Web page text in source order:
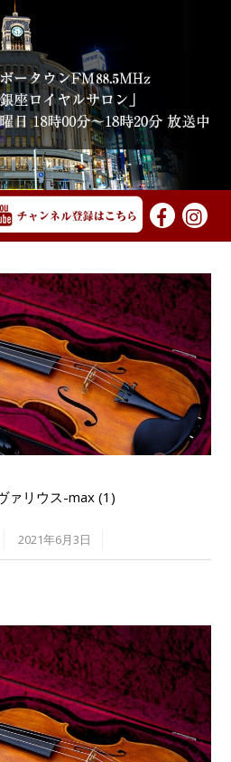
ァリウス-max (1)
2021年6月3日